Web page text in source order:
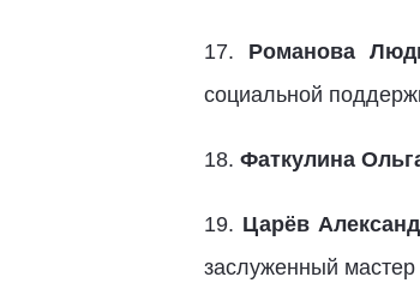
17. Романова
социальной
18. Фаткулина
19. Царёв
заслуженный